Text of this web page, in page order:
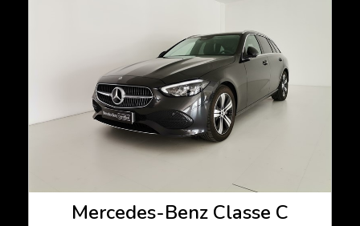
Mercedes-Benz Classe C